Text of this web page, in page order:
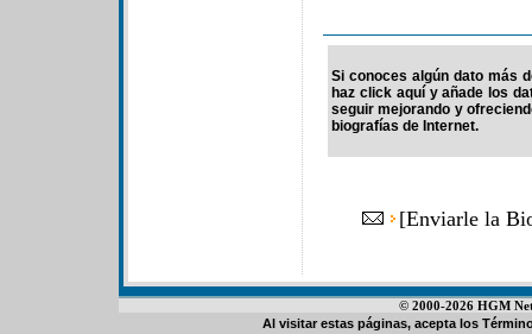
Si conoces algún dato más
haz click aquí y añade los
seguir mejorando y
biografías de Internet.
[Enviarle la
© 2000-2026 HGM
Al visitar estas páginas, acepta los